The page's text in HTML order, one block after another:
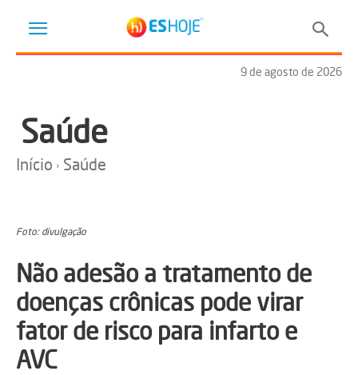
9 de agosto de 2026
Saúde
Início Saúde
Foto: divulgação
Não adesão a tratamento de
doenças crônicas pode virar
fator de risco para infarto e
AVC